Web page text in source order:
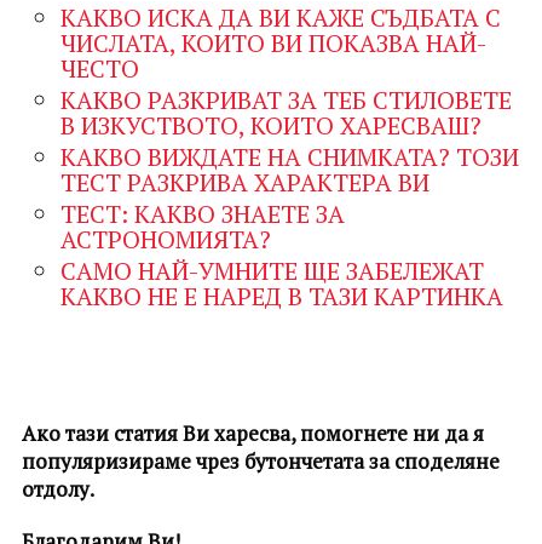
КАКВО ИСКА ДА ВИ КАЖЕ СЪДБАТА С
ЧИСЛАТА, КОИТО ВИ ПОКАЗВА НАЙ-
ЧЕСТО
КАКВО РАЗКРИВАТ ЗА ТЕБ СТИЛОВЕТЕ
В ИЗКУСТВОТО, КОИТО ХАРЕСВАШ?
КАКВО ВИЖДАТЕ НА СНИМКАТА? ТОЗИ
ТЕСТ РАЗКРИВА ХАРАКТЕРА ВИ
ТЕСТ: КАКВО ЗНАЕТЕ ЗА
АСТРОНОМИЯТА?
САМО НАЙ-УМНИТЕ ЩЕ ЗАБЕЛЕЖАТ
КАКВО НЕ Е НАРЕД В ТАЗИ КАРТИНКА
Ако тази статия Ви харесва, помогнете ни да я
популяризираме чрез бутончетата за споделяне
отдолу.